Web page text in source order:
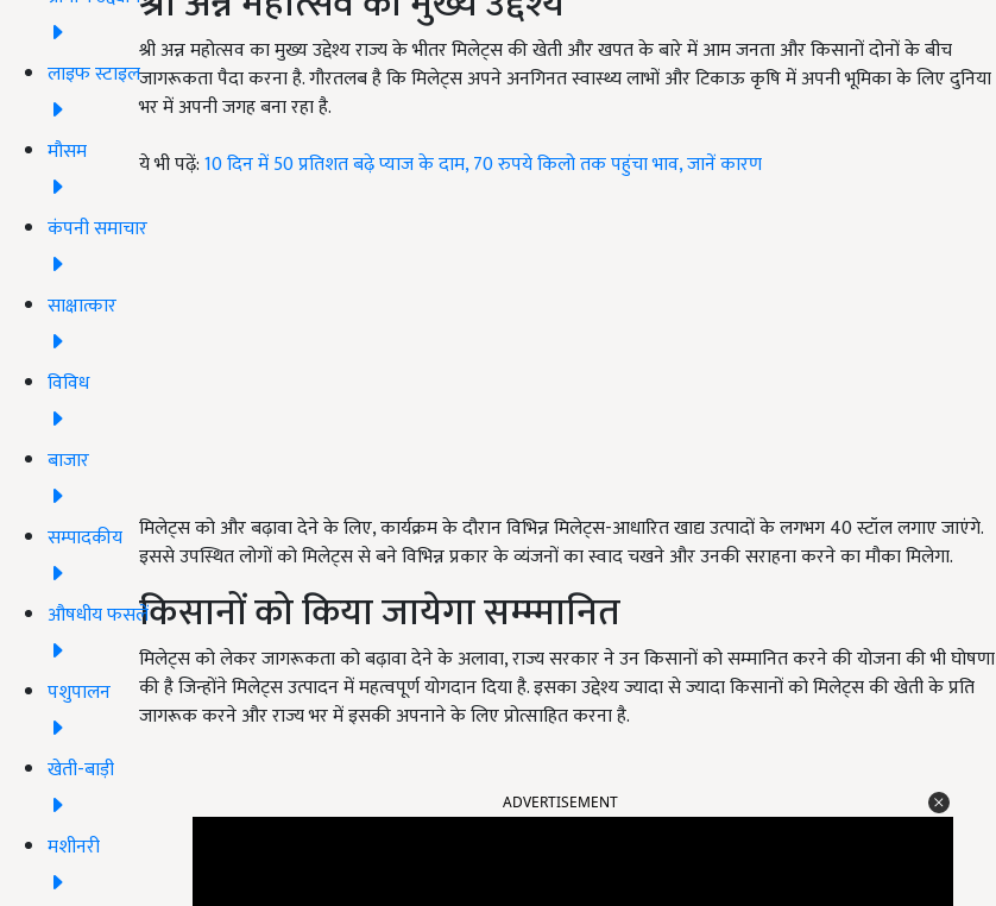
लाइफ स्टाइल
मौसम
कंपनी समाचार
साक्षात्कार
विविध
बाजार
सम्पादकीय
औषधीय फसलें
पशुपालन
खेती-बाड़ी
मशीनरी
श्री अन्न महोत्सव का मुख्य उद्देश्य राज्य के भीतर मिलेट्स की खेती और खपत के बारे में आम जनता और किसानों दोनों के बीच
जागरूकता पैदा करना है. गौरतलब है कि मिलेट्स अपने अनगिनत स्वास्थ्य लाभों और टिकाऊ कृषि में अपनी भूमिका के लिए दुनिया
भर में अपनी जगह बना रहा है.
ये भी पढ़ें:10 दिन में 50 प्रतिशत बढ़े प्याज के दाम, 70 रुपये किलो तक पहुंचा भाव, जानें कारण
मिलेट्स को और बढ़ावा देने के लिए, कार्यक्रम के दौरान विभिन्न मिलेट्स-आधारित खाद्य उत्पादों के लगभग 40 स्टॉल लगाए जाएंगे.
इससे उपस्थित लोगों को मिलेट्स से बने विभिन्न प्रकार के व्यंजनों का स्वाद चखने और उनकी सराहना करने का मौका मिलेगा.
किसानों को किया जायेगा सम्म्मानित
मिलेट्स को लेकर जागरूकता को बढ़ावा देने के अलावा, राज्य सरकार ने उन किसानों को सम्मानित करने की योजना की भी घोषणा
की है जिन्होंने मिलेट्स उत्पादन में महत्वपूर्ण योगदान दिया है. इसका उद्देश्य ज्यादा से ज्यादा किसानों को मिलेट्स की खेती के प्रति
जागरूक करने और राज्य भर में इसकी अपनाने के लिए प्रोत्साहित करना है.
ADVERTISEMENT